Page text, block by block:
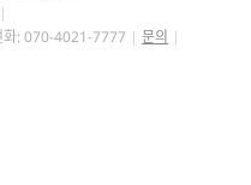
화: 070-4021-7777
문의